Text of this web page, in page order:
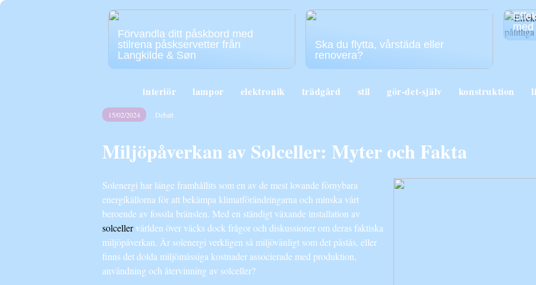
Förvandla ditt påskbord med
stilrena påskservetter från
Langkilde & Søn
Ska du flytta, vårstäda eller
renovera?
interiör lampor elektronik trädgård stil gör-det-själv konstruktion
15/02/2024 Debatt
Miljöpåverkan av Solceller: Myter och Fakta
Solenergi har länge framhållits som en av de mest lovande förnybara
energikällorna för att bekämpa klimatförändringarna och minska vårt
beroende av fossila bränslen. Med en ständigt växande installation av
solcellervärlden över väcks dock frågor och diskussioner om deras faktiska
miljöpåverkan. Är solenergi verkligen så miljövänligt som det påstås, eller
finns det dolda miljömässiga kostnader associerade med produktion,
användning och återvinning av solceller?